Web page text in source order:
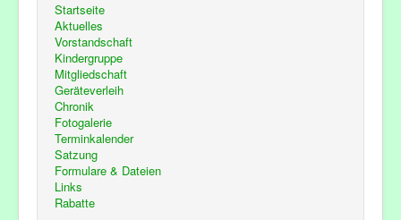
Startseite
Aktuelles
Vorstandschaft
Kindergruppe
Mitgliedschaft
Geräteverleih
Chronik
Fotogalerie
Terminkalender
Satzung
Formulare & Dateien
Links
Rabatte